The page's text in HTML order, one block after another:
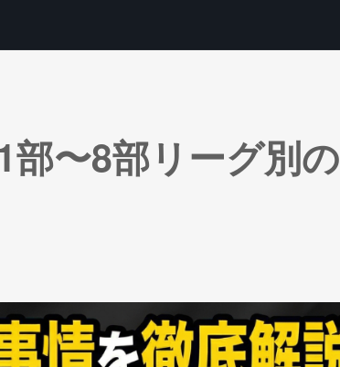
部〜8部リーグ別の